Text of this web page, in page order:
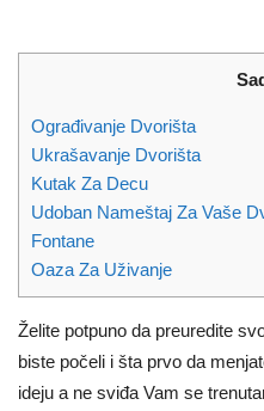
Ograđivanje Dvorišta
Ukrašavanje Dvorišta
Kutak Za Decu
Udoban Nameštaj Za Vaše
Fontane
Oaza Za Uživanje
Želite potpuno da preuredite
biste počeli i šta prvo da
ideju a ne sviđa Vam se